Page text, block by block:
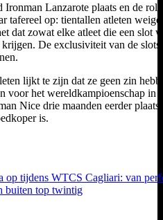
Lanzarote plaats en de
tafereel op: tientallen atleten
dat zowat elke atleet die een slot
De exclusiviteit van de
lijkt te zijn dat ze geen zin
voor het wereldkampioenschap in
Nice drie maanden eerder
is.
op tijdens WTCS Cagliari: van
buiten top twintig